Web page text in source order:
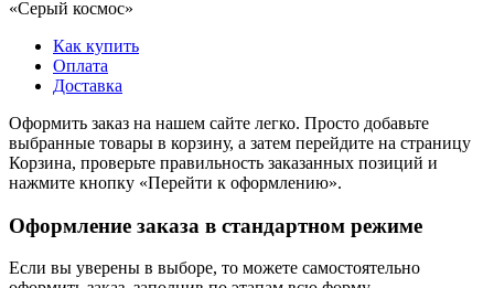
«Серый космос»
Как купить
Оплата
Доставка
Оформить заказ на нашем сайте легко. Просто добавьте
выбранные товары в корзину, а затем перейдите на страницу
Корзина, проверьте правильность заказанных позиций и
нажмите кнопку «Перейти к оформлению».
Оформление заказа в стандартном режиме
Если вы уверены в выборе, то можете самостоятельно